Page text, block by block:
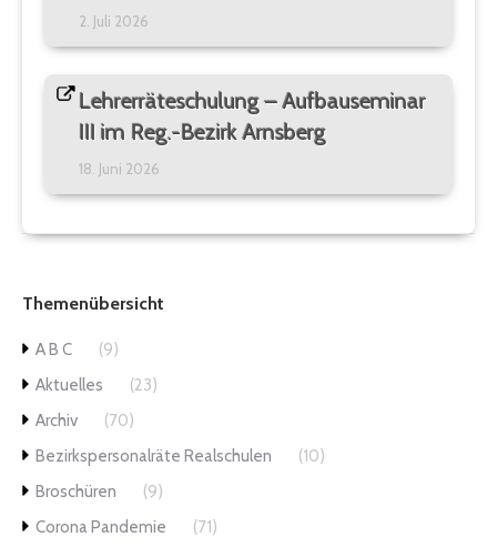
2. Juli 2026
Lehrerräteschulung – Aufbauseminar
III im Reg.-Bezirk Arnsberg
18. Juni 2026
Themenübersicht
A B C
(9)
Aktuelles
(23)
Archiv
(70)
Bezirkspersonalräte Realschulen
(10)
Broschüren
(9)
Corona Pandemie
(71)